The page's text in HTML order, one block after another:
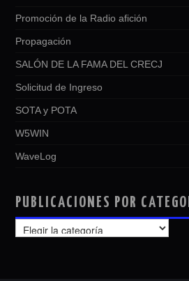
Promoción de la Radio afición
Propagación
SALÓN DE LA FAMA DEL CRECJ
Solicitud de Ingreso
SOTA y POTA
W5WIN
WaveLog
PUBLICACIONES POR
PUBLICACIONES
POR